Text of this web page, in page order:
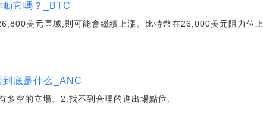
它嗎？_BTC
美元區域,則可能會繼續上漲。比特幣在26,000美元阻力位上
底是什么_ANC
空的立場。2.找不到合理的進出場點位.